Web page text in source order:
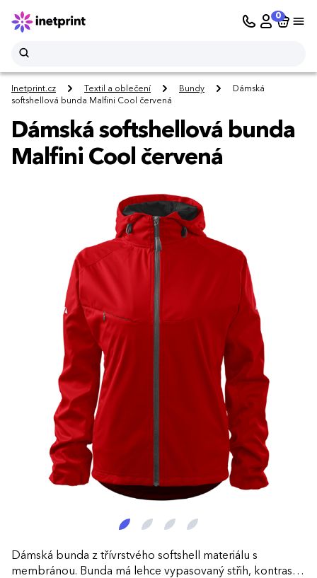
0
Inetprint.cz Textil a oblečení Bundy
Dámská
softshellová bunda Malfini Cool červená
Dámská softshellová bunda
Malfini Cool červená
Dámská bunda z třívrstvého softshell materiálu s
membránou. Bunda má lehce vypasovaný střih, kontrastní